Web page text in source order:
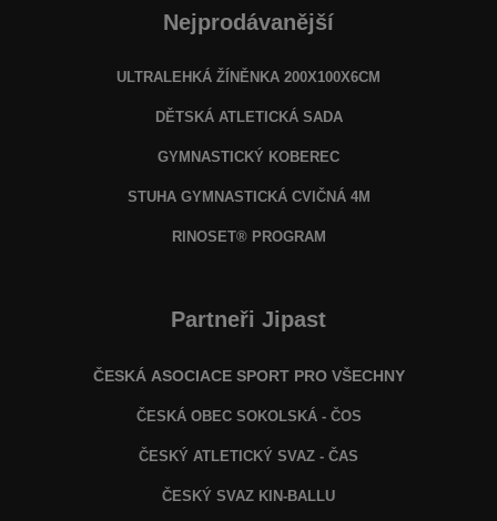
Nejprodávanější
ULTRALEHKÁ ŽÍNĚNKA 200X100X6CM
DĚTSKÁ ATLETICKÁ SADA
GYMNASTICKÝ KOBEREC
STUHA GYMNASTICKÁ CVIČNÁ 4M
RINOSET® PROGRAM
Partneři Jipast
ČESKÁ ASOCIACE SPORT PRO VŠECHNY
ČESKÁ OBEC SOKOLSKÁ - ČOS
ČESKÝ ATLETICKÝ SVAZ - ČAS
ČESKÝ SVAZ KIN-BALLU